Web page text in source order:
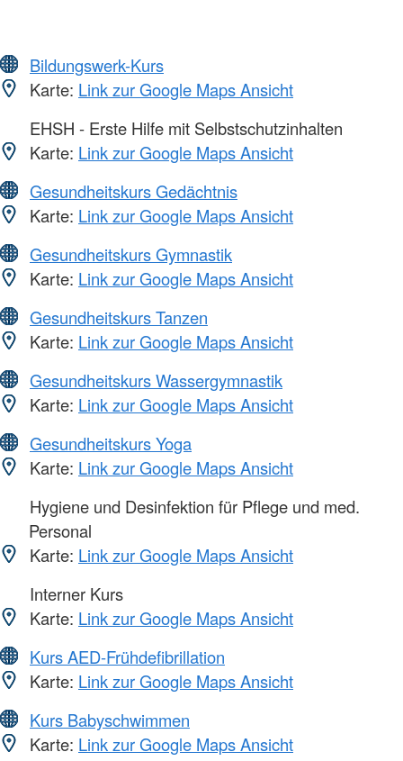
Bildungswerk-Kurs
Karte: Link zur Google Maps Ansicht
EHSH - Erste Hilfe mit Selbstschutzinhalten
Karte: Link zur Google Maps Ansicht
Gesundheitskurs Gedächtnis
Karte: Link zur Google Maps Ansicht
Gesundheitskurs Gymnastik
Karte: Link zur Google Maps Ansicht
Gesundheitskurs Tanzen
Karte: Link zur Google Maps Ansicht
Gesundheitskurs Wassergymnastik
Karte: Link zur Google Maps Ansicht
Gesundheitskurs Yoga
Karte: Link zur Google Maps Ansicht
Hygiene und Desinfektion für Pflege und med.
Personal
Karte: Link zur Google Maps Ansicht
Interner Kurs
Karte: Link zur Google Maps Ansicht
Kurs AED-Frühdefibrillation
Karte: Link zur Google Maps Ansicht
Kurs Babyschwimmen
Karte: Link zur Google Maps Ansicht